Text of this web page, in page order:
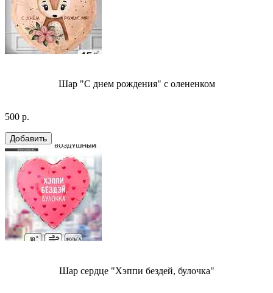
Шар "С днем рождения" с олененком
500 р.
Шар сердце "Хэппи бездей, булочка"